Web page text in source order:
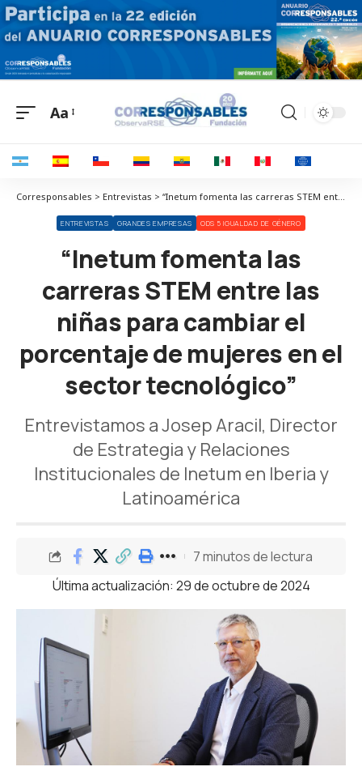
Aa
Corresponsables > Entrevistas > “Inetum fomenta las carreras STEM entre las niñas para cambiar el porcentaje de mujeres en el sector tecnológico”
ENTREVISTAS GRANDES EMPRESAS ODS 5 IGUALDAD DE GÉNERO
“Inetum fomenta las
carreras STEM entre las
niñas para cambiar el
porcentaje de mujeres en el
sector tecnológico”
Entrevistamos a Josep Aracil, Director
de Estrategia y Relaciones
Institucionales de Inetum en Iberia y
Latinoamérica
Última actualización: 29 de octubre de 2024
7 minutos de lectura